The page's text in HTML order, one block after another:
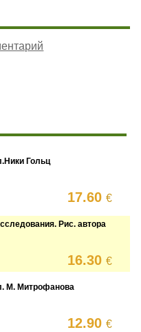
Гольц
17.60€
Рис. автора
16.30€
М. Митрофанова
12.90€